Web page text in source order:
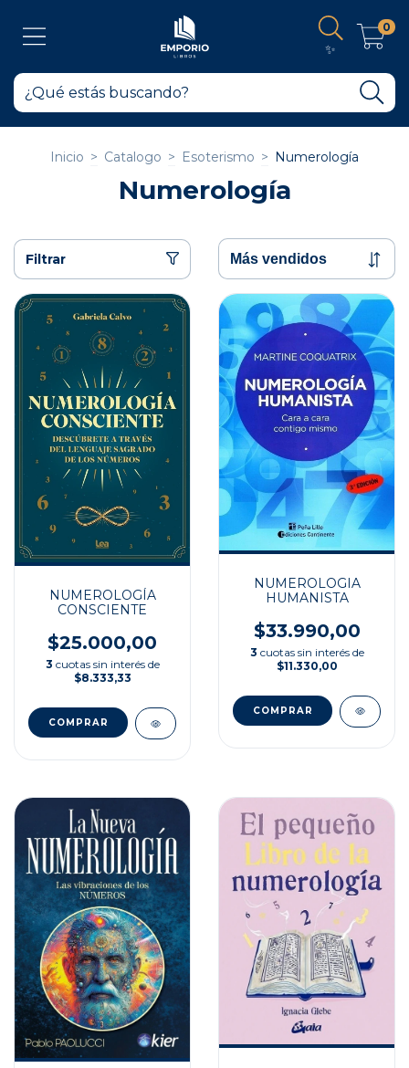
✨
0
Inicio > Catalogo > Esoterismo > Numerología
Numerología
Filtrar
NUMEROLOGÍA
CONSCIENTE
$25.000,00
3 cuotas sin interés de
$8.333,33
NUMEROLOGIA
HUMANISTA
$33.990,00
3 cuotas sin interés de
$11.330,00